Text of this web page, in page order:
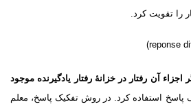
را تقویت کرد.
اجزاء آن رفتار در خزانهٔ رفتار یادگیرنده موجود
پاسخ استفاده کرد. در روش تفکیک پاسخ، معلم